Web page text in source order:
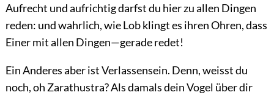
Aufrecht und aufrichtig darfst du hier zu allen Dingen
reden: und wahrlich, wie Lob klingt es ihren Ohren, dass
Einer mit allen Dingen—gerade redet!
Ein Anderes aber ist Verlassensein. Denn, weisst du
noch, oh Zarathustra? Als damals dein Vogel über dir